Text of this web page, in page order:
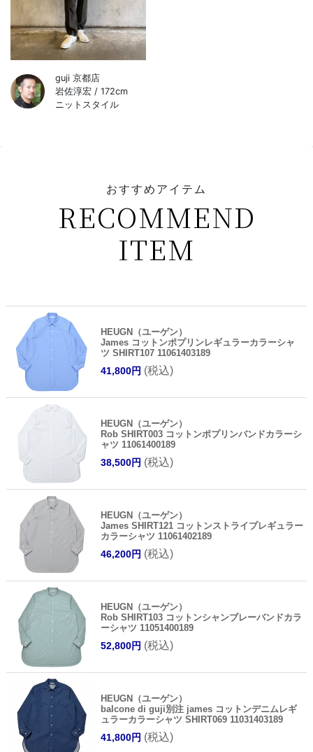
guji 京都店
岩佐淳宏 / 172cm
ニットスタイル
おすすめアイテム
RECOMMEND
ITEM
HEUGN（ユーゲン）
James コットンポプリンレギュラーカラーシャ
ツ SHIRT107 11061403189
41,800円 (税込)
HEUGN（ユーゲン）
Rob SHIRT003 コットンポプリンバンドカラーシ
ャツ 11061400189
38,500円 (税込)
HEUGN（ユーゲン）
James SHIRT121 コットンストライプレギュラー
カラーシャツ 11061402189
46,200円 (税込)
HEUGN（ユーゲン）
Rob SHIRT103 コットンシャンブレーバンドカラ
ーシャツ 11051400189
52,800円 (税込)
HEUGN（ユーゲン）
balcone di guji別注 james コットンデニムレギ
ュラーカラーシャツ SHIRT069 11031403189
41,800円 (税込)